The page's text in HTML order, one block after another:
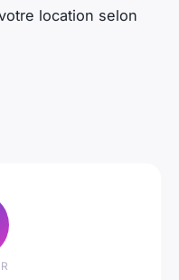
location selon